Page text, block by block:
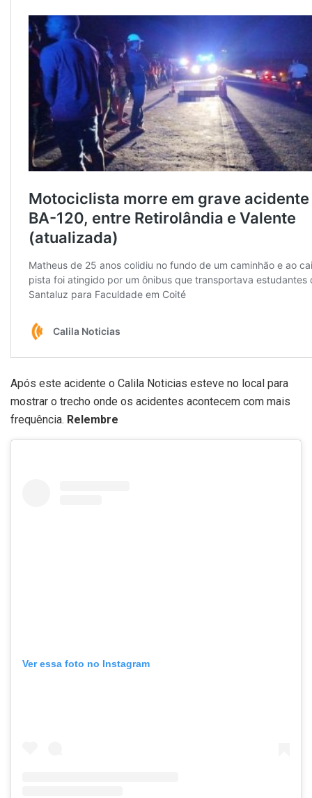
Após este acidente o Calila Noticias esteve no local para
mostrar o trecho onde os acidentes acontecem com mais
frequência. Relembre
Ver essa foto no Instagram